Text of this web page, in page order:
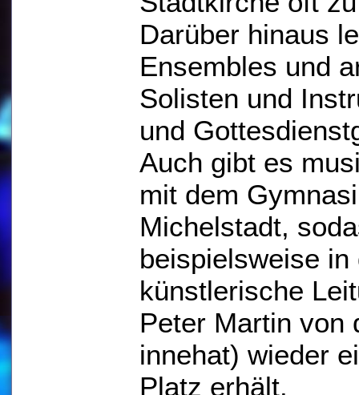
Darüber hinaus
Ensembles und
Solisten und
und
Auch gibt es
mit dem
Michelstadt,
beispielsweise
künstlerische
Peter Martin von
innehat) wieder
Platz erhält.